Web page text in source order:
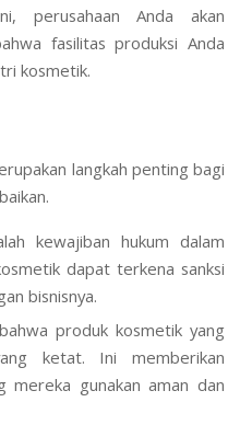
perusahaan Anda akan
fasilitas produksi Anda
kosmetik.
langkah penting bagi
kewajiban hukum dalam
dapat terkena sanksi
bisnisnya.
produk kosmetik yang
ketat. Ini memberikan
mereka gunakan aman dan